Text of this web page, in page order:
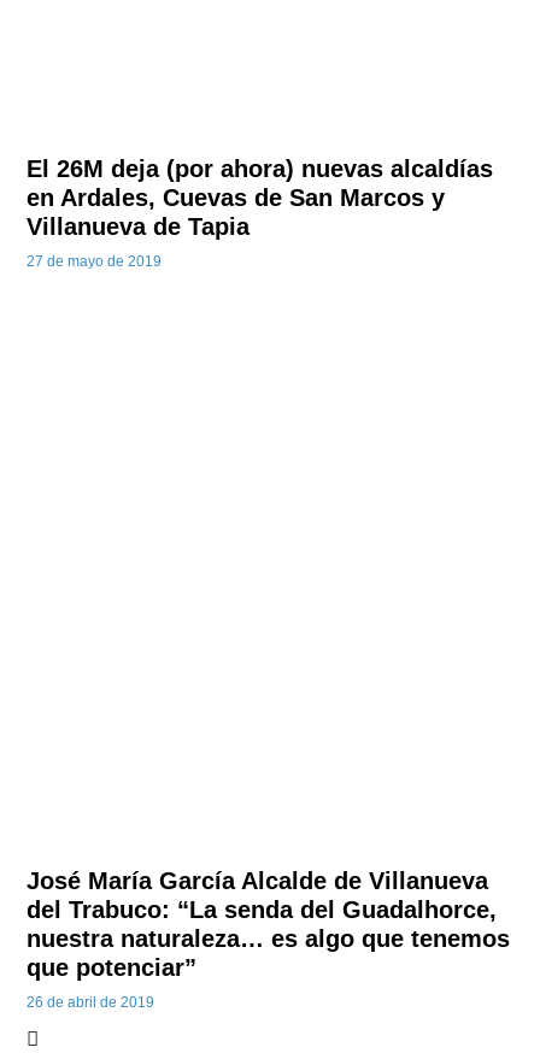
El 26M deja (por ahora) nuevas alcaldías
en Ardales, Cuevas de San Marcos y
Villanueva de Tapia
27 de mayo de 2019
José María García Alcalde de Villanueva
del Trabuco: “La senda del Guadalhorce,
nuestra naturaleza… es algo que tenemos
que potenciar”
26 de abril de 2019